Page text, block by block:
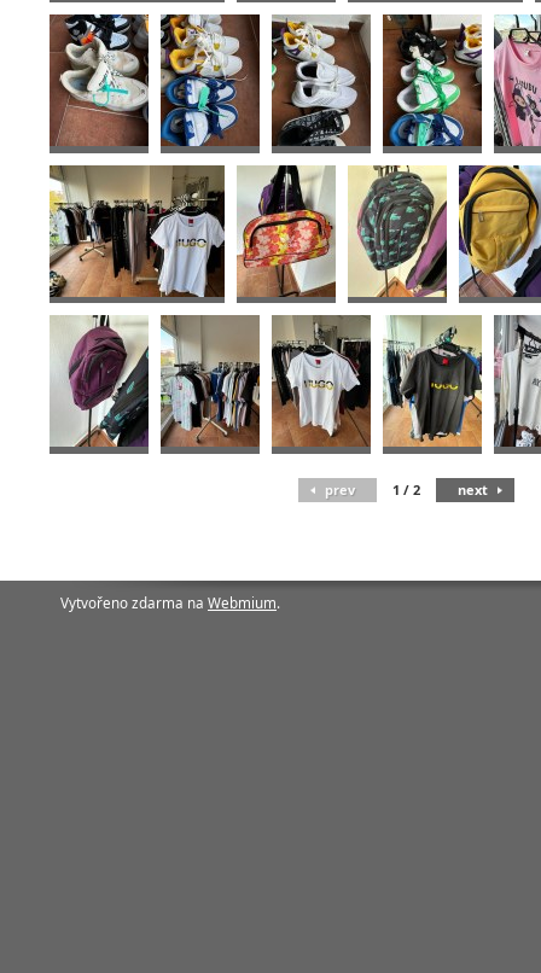
prev 1 / 2 next
Vytvořeno zdarma na Webmium.